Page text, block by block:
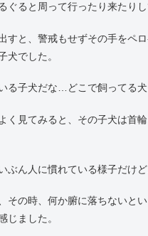
ぐると周って行ったり来たりし
すと、警戒もせずその手をペ
犬でした。
る子犬だな…どこで飼ってる犬
く見てみると、その子犬は首
ぶん人に慣れている様子だけ
その時、何か腑に落ちないと
じました。